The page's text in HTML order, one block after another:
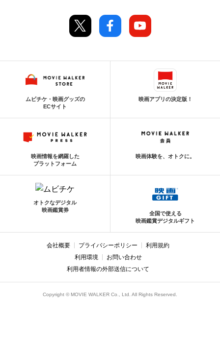
ムビチケ・映画グッズの
ECサイト
映画アプリの決定版！
映画情報を網羅した
プラットフォーム
映画体験を、オトクに。
オトクなデジタル
映画鑑賞券
全国で使える
映画鑑賞デジタルギフト
会社概要 プライバシーポリシー
利用規約
利用環境
お問い合わせ
利用者情報の外部送信について
Copyright © MOVIE WALKER Co., Ltd. All Rights Reserved.